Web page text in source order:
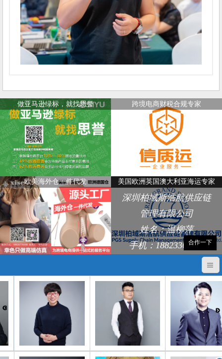
做亚马逊绿标，就找思誉 跨境电商财税合规专家
欧美海外仓一件代发 美国欧洲英国澳大利亚海运专家
深圳柏域斯浩航供应链
管理有限公司
姓名：温柳萍
手机：18823368248
合作一下